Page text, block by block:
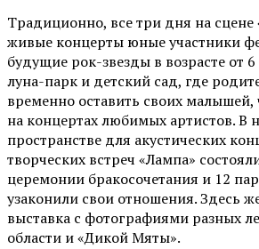
Традиционно, все три дня на сцене
живые концерты юные участники
будущие рок-звезды в возрасте от
луна-парк и детский сад, где
временно оставить своих малышей,
на концертах любимых артистов. В
пространстве для акустических
творческих встреч «Лампа»
церемонии бракосочетания и 12
узаконили свои отношения. Здесь
выставка с фотографиями разных
области и «Дикой Мяты».